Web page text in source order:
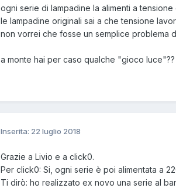
ogni serie di lampadine la alimenti a tensione
le lampadine originali sai a che tensione
non vorrei che fosse un semplice problema
a monte hai per caso qualche "gioco luce"??
Inserita: 22 luglio 2018
Grazie a Livio e a click0.
Per click0: Si, ogni serie è poi alimentata a
Ti dirò: ho realizzato ex novo una serie al